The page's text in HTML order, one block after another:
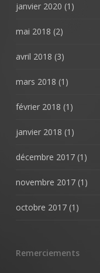
janvier 2020 (1)
mai 2018 (2)
avril 2018 (3)
mars 2018 (1)
février 2018 (1)
janvier 2018 (1)
décembre 2017(1)
novembre 2017(1)
octobre 2017(1)
Remerciements